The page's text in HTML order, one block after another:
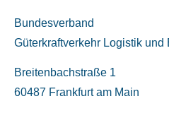
Bundesverband
Güterkraftverkehr Logistik und
Breitenbachstraße 1
60487 Frankfurt am Main